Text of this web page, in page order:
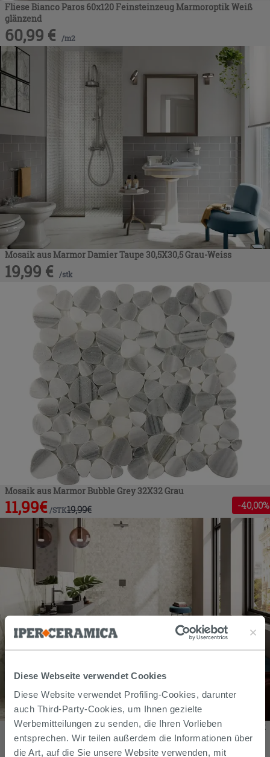
Diese Webseite verwendet Cookies
Diese Website verwendet Profiling-Cookies, darunter
auch Third-Party-Cookies, um Ihnen gezielte
Werbemitteilungen zu senden, die Ihren Vorlieben
entsprechen. Wir teilen außerdem die Informationen über
die Art, auf die Sie unsere Website verwenden, mit
Fliese Bianco Paros 60x120 Feinsteinzeug Marmoroptik Weiß
glänzend
60,99 € /m2
Mosaik aus Marmor Damier Taupe 30,5X30,5 Grau-Weiss
19,99 € /stk
Mosaik aus Marmor Bubble Grey 32X32 Grau
11,99€ /STK19,99€ -40,00%
Fliese Calacatta Gold Marbles 60X60 Feinsteinzeug Marmoroptik
Glänzend Poliert Weiss